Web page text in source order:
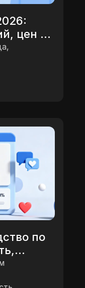
цен и
и
по
и